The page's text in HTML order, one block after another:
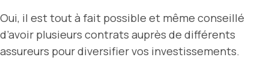
Oui, il est tout à fait possible et même conseillé
d’avoir plusieurs contrats auprès de différents
assureurs pour diversifier vos investissements.